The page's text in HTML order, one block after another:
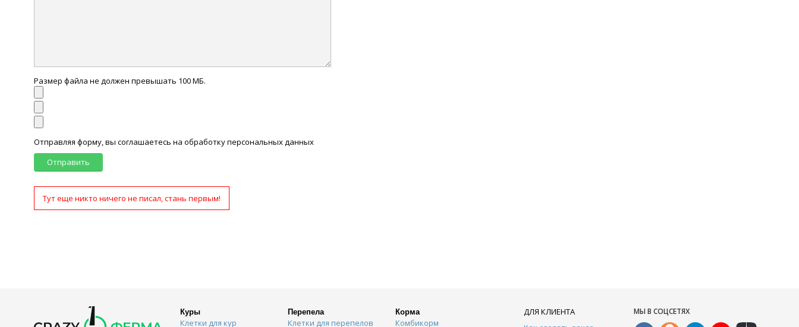
Размер файла не должен превышать 100 МБ.
Отправляя форму, вы соглашаетесь на обработку персональных данных
Отправить
Тут еще никто ничего не писал, стань первым!
Куры
Клетки для кур
Перепела
Клетки для перепелов
Корма
Комбикорм
ДЛЯ КЛИЕНТА
МЫ В СОЦСЕТЯХ